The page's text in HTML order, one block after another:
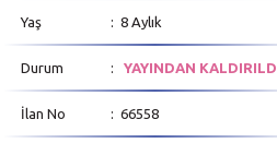
Yaş : 8 Aylık
Durum : YAYINDAN
İlan No : 66558